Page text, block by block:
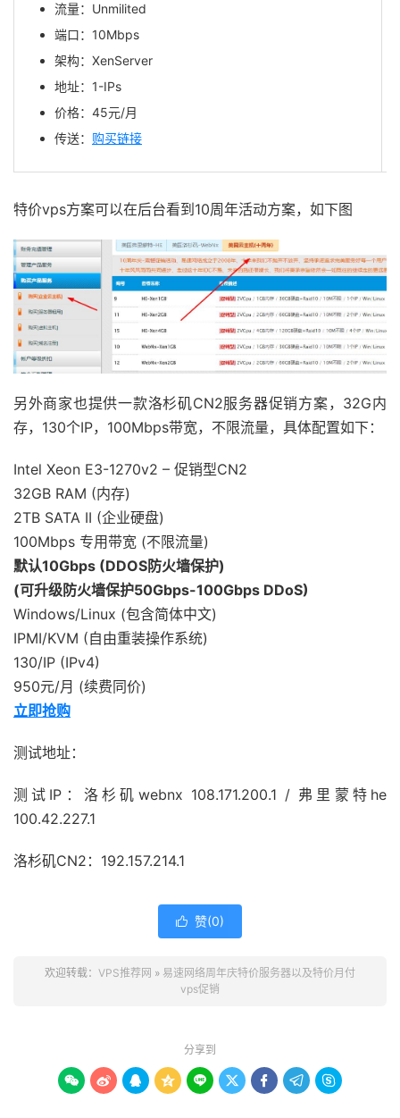
流量：Unmilited
端口：10Mbps
架构：XenServer
地址：1-IPs
价格：45元/月
传送： 购买链接
特价vps方案可以在后台看到10周年活动方案，如下图
另外商家也提供一款洛杉矶CN2服务器促销方案，32G内
存，130个IP，100Mbps带宽，不限流量，具体配置如下：
Intel Xeon E3-1270v2 – 促销型CN2
32GB RAM (内存)
2TB SATA II (企业硬盘)
100Mbps 专用带宽 (不限流量)
默认10Gbps (DDOS防火墙保护)
(可升级防火墙保护50Gbps-100Gbps DDoS)
Windows/Linux (包含简体中文)
IPMI/KVM (自由重装操作系统)
130/IP (IPv4)
950元/月 (续费同价)
立即抢购
测试地址：
测试IP：洛杉矶webnx 108.171.200.1 / 弗里蒙特he
100.42.227.1
洛杉矶CN2：192.157.214.1
 赞(0)
欢迎转载： VPS推荐网 » 易速网络周年庆特价服务器以及特价月付
vps促销
分享到
        